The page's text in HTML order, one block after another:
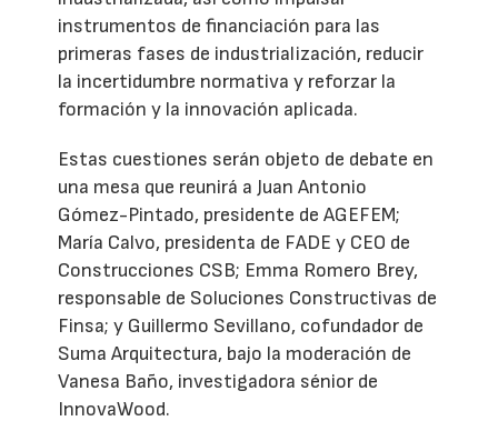
instrumentos de financiación para las
primeras fases de industrialización, reducir
la incertidumbre normativa y reforzar la
formación y la innovación aplicada.
Estas cuestiones serán objeto de debate en
una mesa que reunirá a Juan Antonio
Gómez-Pintado, presidente de AGEFEM;
María Calvo, presidenta de FADE y CEO de
Construcciones CSB; Emma Romero Brey,
responsable de Soluciones Constructivas de
Finsa; y Guillermo Sevillano, cofundador de
Suma Arquitectura, bajo la moderación de
Vanesa Baño, investigadora sénior de
InnovaWood.